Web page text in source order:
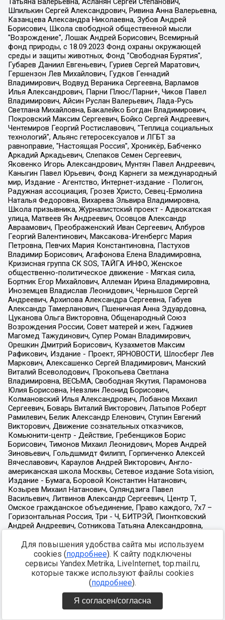
Для повышения удобства сайта мы используем
cookies (подробнее). К сайту подключены
сервисы Yandex.Metrika, LiveInternet, top.mail.ru,
которые также используют файлы cookies
(подробнее).
Я согласен/согласна